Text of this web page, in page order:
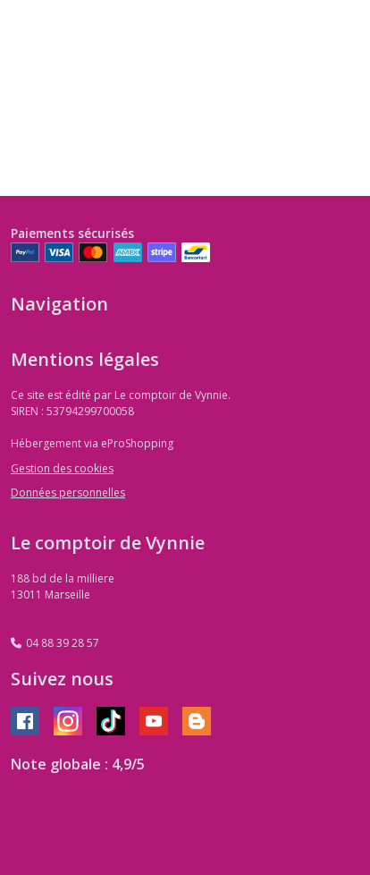
Paiements sécurisés
Navigation
Mentions légales
Ce site est édité par Le comptoir de Vynnie.
SIREN : 53794299700058
Hébergement via eProShopping
Gestion des cookies
Données personnelles
Le comptoir de Vynnie
188 bd de la milliere
13011 Marseille
04 88 39 28 57
Suivez nous
Note globale : 4,9/5